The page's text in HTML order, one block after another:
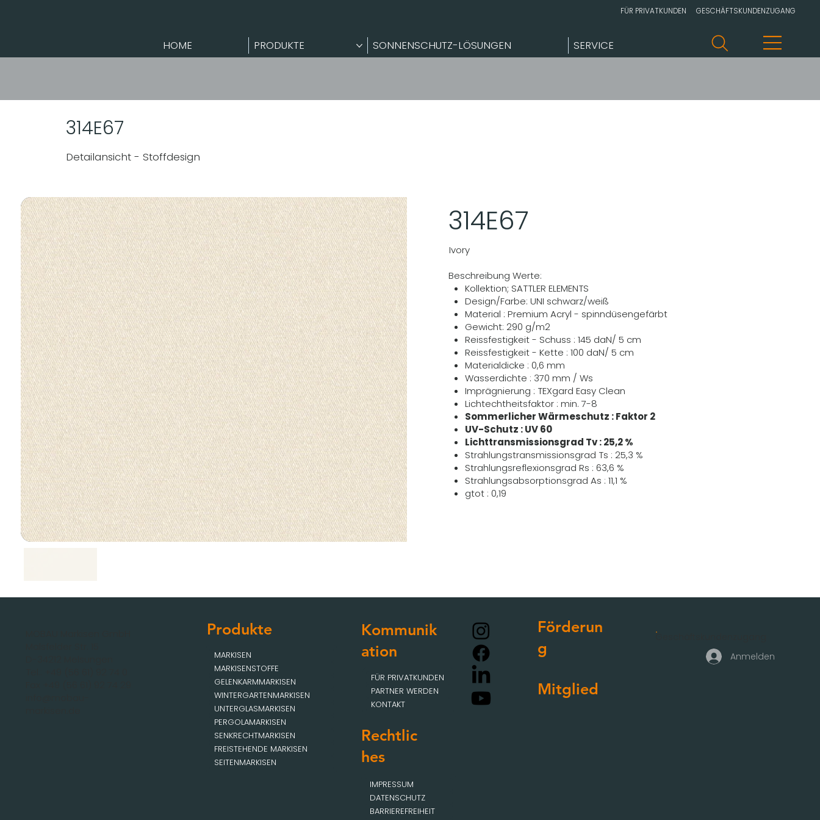
HOME PRODUKTE SONNENSCHUTZ-LÖSUNGEN SERVICE
FÜR PRIVATKUNDEN GESCHÄFTSKUNDENZUGANG
314E67
Detailansicht - Stoffdesign
314E67
Ivory
Beschreibung Werte:
Kollektion; SATTLER ELEMENTS
Design/Farbe: UNI schwarz/weiß
Material : Premium Acryl - spinndüsengefärbt
Gewicht: 290 g/m2
Reissfestigkeit - Schuss : 145 daN/ 5 cm
Reissfestigkeit - Kette : 100 daN/ 5 cm
Materialdicke : 0,6 mm
Wasserdichte : 370 mm / Ws
Imprägnierung : TEXgard Easy Clean
Lichtechtheitsfaktor : min. 7-8
Sommerlicher Wärmeschutz : Faktor 2
UV-Schutz : UV 60
Lichttransmissionsgrad Tv : 25,2 %
Strahlungstransmissionsgrad Ts : 25,3 %
Strahlungsreflexionsgrad Rs : 63,6 %
Strahlungsabsorptionsgrad As : 11,1 %
gtot : 0,19
Produkte
MARKISEN
MARKISENSTOFFE
GELENKARMMARKISEN
WINTERGARTENMARKISEN
UNTERGLASMARKISEN
PERGOLAMARKISEN
SENKRECHTMARKISEN
FREISTEHENDE MARKISEN
SEITENMARKISEN
Kommunik
ation
FÜR PRIVATKUNDEN
PARTNER WERDEN
KONTAKT
Rechtlic
hes
IMPRESSUM
DATENSCHUTZ
BARRIEREFREIHEIT
Förderun
g
Mitglied
Anmelden